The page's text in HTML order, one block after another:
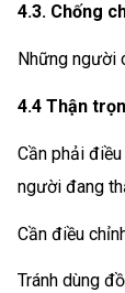
4.3. Chống
Những người
4.4 Thận
Cần phải
người đang
Cần điều
Tránh dùng